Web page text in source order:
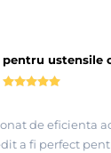
pentru ustensile
de eficienta
a fi perfect